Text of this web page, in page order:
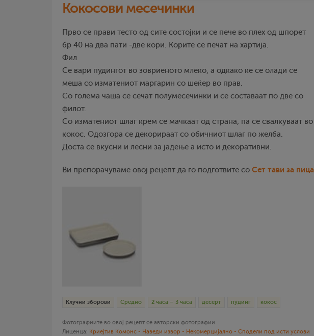
Кокосови месечинки
Прво се прави тесто од сите состојки и се пече во плех од шпорет
бр 40 на два пати -две кори. Корите се печат на хартија.
Фил
Се вари пудингот во зовриеното млеко, а одкако ке се олади се
меша со изматениот маргарин со шеќер во прав.
Со голема чаша се сечат полумесечинки и се составаат по две со
филот.
Со изматениот шлаг крем се мачкаат од страна, па се свалкуваат во
кокос. Одозгора се декорираат со обичниот шлаг по желба.
Доста се вкусни и лесни за јадење а исто и декоративни.
Ви препорачуваме овој рецепт да го подготвите со Сет тави за пица
Клучни зборови Средно 2 часа – 3 часа десерт пудинг кокос
Фотографиите во овој рецепт се авторски фотографии.
Лиценца: Криејтив Комонс - Наведи извор - Некомерцијално - Сподели под исти услови